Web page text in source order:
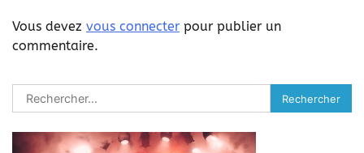
Vous devez vous connecter pour publier un
commentaire.
Rechercher :